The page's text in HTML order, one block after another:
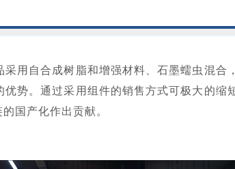
用自合成树脂和增强材料、石墨蠕虫混
势。通过采用组件的销售方式可极大的
国产化作出贡献。